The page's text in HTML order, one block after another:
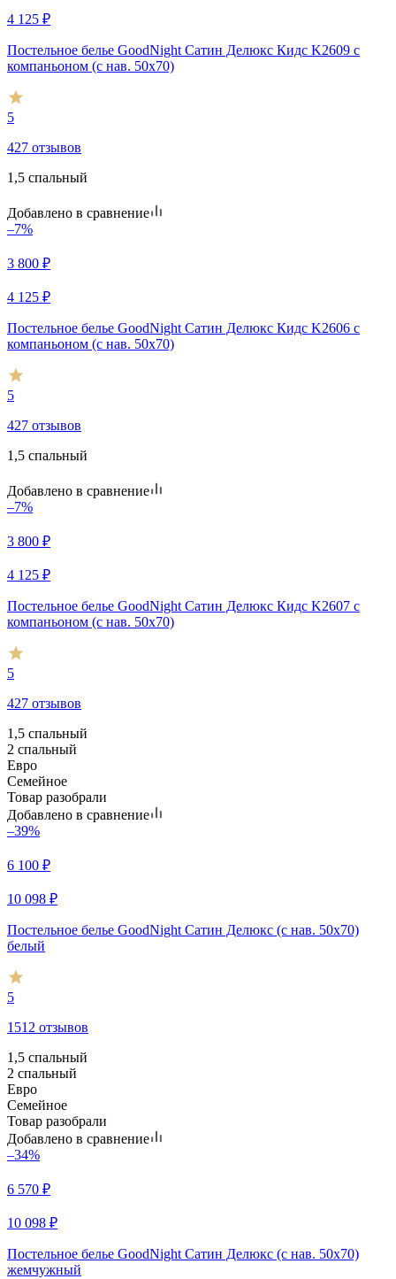
4 125 ₽
Постельное белье GoodNight Сатин Делюкс Кидс K2609 с
компаньоном (с нав. 50х70)
5
427 отзывов
1,5 спальный
Добавлено в сравнение
–7%
3 800 ₽
4 125 ₽
Постельное белье GoodNight Сатин Делюкс Кидс K2606 с
компаньоном (с нав. 50х70)
5
427 отзывов
1,5 спальный
Добавлено в сравнение
–7%
3 800 ₽
4 125 ₽
Постельное белье GoodNight Сатин Делюкс Кидс K2607 с
компаньоном (с нав. 50х70)
5
427 отзывов
1,5 спальный
2 спальный
Евро
Семейное
Товар разобрали
Добавлено в сравнение
–39%
6 100 ₽
10 098 ₽
Постельное белье GoodNight Сатин Делюкс (с нав. 50х70)
белый
5
1512 отзывов
1,5 спальный
2 спальный
Евро
Семейное
Товар разобрали
Добавлено в сравнение
–34%
6 570 ₽
10 098 ₽
Постельное белье GoodNight Сатин Делюкс (с нав. 50х70)
жемчужный